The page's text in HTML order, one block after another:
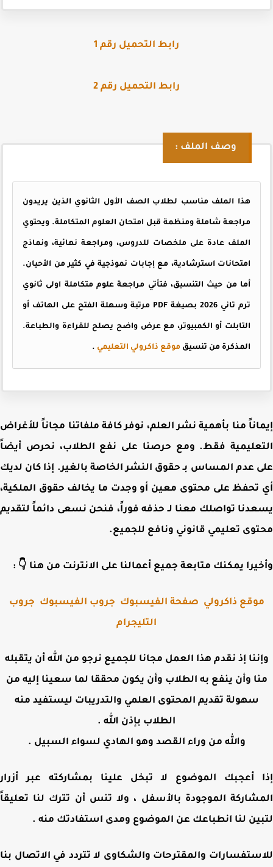
رابط التحميل رقم 1
رابط التحميل رقم 2
وصف الملف :
هذا الملف مناسب لطلاب الصف الأول الثانوي الذين يريدون
مراجعة شاملة ومنظمة قبل امتحان العلوم المتكاملة. ويحتوي
الملف عادة على ملخصات للدروس، ومراجعة نهائية، ونماذج
امتحانات استرشادية، مع إجابات نموذجية في كثير من الأحيان.
أما من حيث التنسيق، فتأتي مراجعة علوم متكاملة اولى ثانوي
ترم تاني 2026 بصيغة PDF مرتبة وسهلة الفتح على الهاتف أو
التابلت أو الكمبيوتر، مع عرض واضح يصلح للقراءة والطباعة.
المذكرة من تنسيق موقع ذاكرولي التعليمي.
منا بأهمية نشر العلم، نوفر كافة ملفاتنا مجاناً للأغراض
فقط. ومع حرصنا على نفع الطلاب، نحرص أيضاً
عدم المساس بـ حقوق النشر الخاصة بالغير. إذا كان لديك
تحفظ على محتوى معين أو وجدت ما يخالف حقوق الملكية،
تواصلك معنا لـ حذفه فوراً، فنحن نسعى دائماً لتقديم
تعليمي قانوني ونافع للجميع.
يمكنك متابعة جميع أعمالنا على الانترنت من هنا 👇 :
ذاكرولي صفحة الفيسبوك جروب الفيسبوك جروب
التليجرام
إذ نقدم هذا العمل مجانا للجميع نرجو من الله أن يتقبله
وأن ينفع به الطلاب وأن يكون محققا لما سعينا إليه من
سهولة تقديم المحتوى العلمي والتدريبات ليستفيد منه
الطلاب بإذن الله .
والله من وراء القصد وهو الهادي لسواء السبيل .
أعجبك الموضوع لا تبخل علينا بمشاركته عبر أزرار
الموجودة بالأسفل ، ولا تنس أن تترك لنا تعليقاً
لنا انطباعك عن الموضوع ومدى استفادتك منه .
والمقترحات والشكاوى لا تتردد في الاتصال بنا